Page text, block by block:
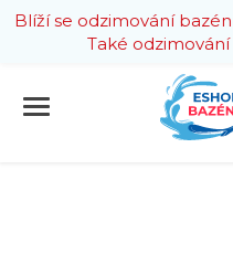
Blíží se odzimování
Také